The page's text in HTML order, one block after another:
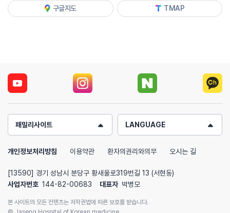
구글지도 TMAP
패밀리사이트 LANGUAGE
개인정보처리방침 이용약관 환자의권리와의무 오시는 길
[13590] 경기 성남시 분당구 황새울로319번길 13 (서현동)
사업자번호 144-82-00683 대표자 박병모
본 사이트의 모든 컨텐츠는 저작권법에 따른 보호를 받습니다.